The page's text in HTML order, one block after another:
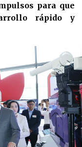
para que
rápido y